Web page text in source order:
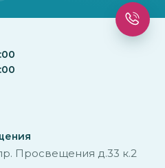
Просвещения д.33 к.2